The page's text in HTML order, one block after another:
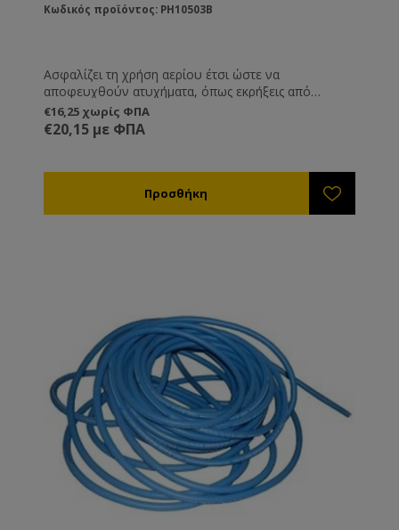
Κωδικός προϊόντος: PH10503B
Ασφαλίζει τη χρήση αερίου έτσι ώστε να
αποφευχθούν ατυχήματα, όπως εκρήξεις από
αναρρόφηση φλόγας. Υψηλής πίεσης 1-3 bar.
Απαραίτητος για τη σωστή χρήση της πυροσφραγίδας
υγραερίου ANEL.
€16,25 χωρίς ΦΠΑ
€20,15 με ΦΠΑ